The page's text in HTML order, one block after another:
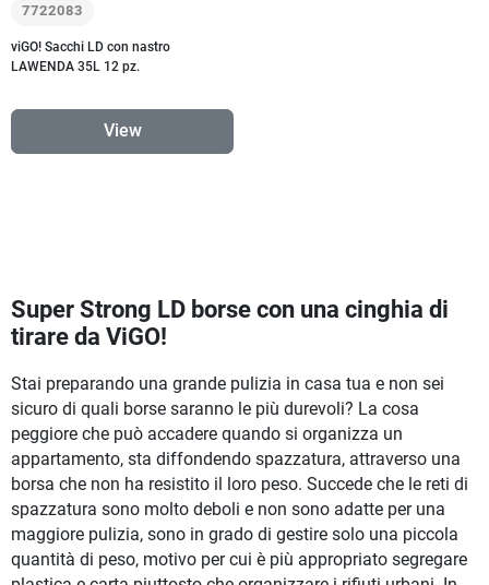
7722083
viGO! Sacchi LD con nastro
LAWENDA 35L 12 pz.
View
Super Strong LD borse con una cinghia di
tirare da ViGO!
Stai preparando una grande pulizia in casa tua e non sei
sicuro di quali borse saranno le più durevoli? La cosa
peggiore che può accadere quando si organizza un
appartamento, sta diffondendo spazzatura, attraverso una
borsa che non ha resistito il loro peso. Succede che le reti di
spazzatura sono molto deboli e non sono adatte per una
maggiore pulizia, sono in grado di gestire solo una piccola
quantità di peso, motivo per cui è più appropriato segregare